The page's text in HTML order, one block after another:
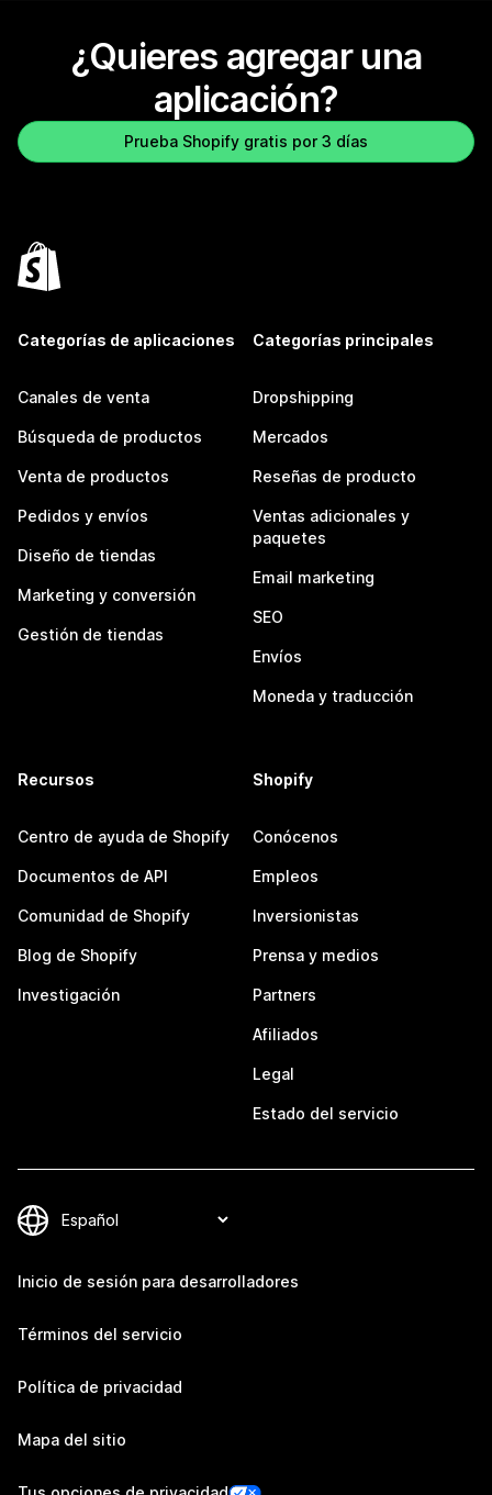
¿Quieres agregar una
aplicación?
Prueba Shopify gratis por 3 días
Categorías de aplicaciones
Canales de venta
Búsqueda de productos
Venta de productos
Pedidos y envíos
Diseño de tiendas
Marketing y conversión
Gestión de tiendas
Categorías principales
Dropshipping
Mercados
Reseñas de producto
Ventas adicionales y
paquetes
Email marketing
SEO
Envíos
Moneda y traducción
Recursos
Centro de ayuda de Shopify
Documentos de API
Comunidad de Shopify
Blog de Shopify
Investigación
Shopify
Conócenos
Empleos
Inversionistas
Prensa y medios
Partners
Afiliados
Legal
Estado del servicio
Inicio de sesión para desarrolladores
Términos del servicio
Política de privacidad
Mapa del sitio